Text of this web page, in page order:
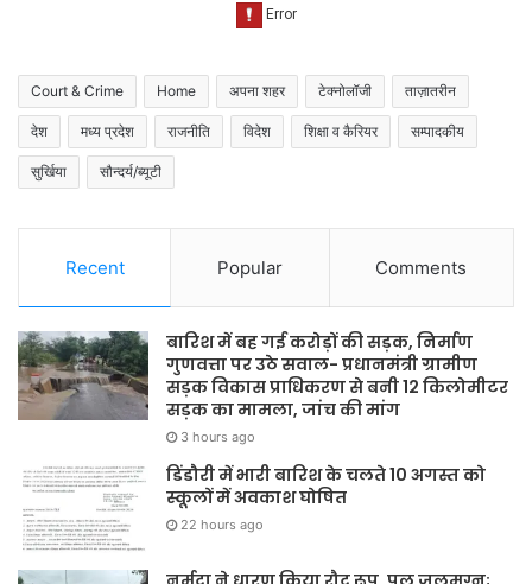
Court & Crime Home अपना शहर टेक्नोलॉजी ताज़ातरीन
देश मध्य प्रदेश राजनीति विदेश शिक्षा व कैरियर सम्पादकीय
सुर्खिया सौन्दर्य/ब्यूटी
Recent Popular Comments
बारिश में बह गई करोड़ों की सड़क, निर्माण
गुणवत्ता पर उठे सवाल- प्रधानमंत्री ग्रामीण
सड़क विकास प्राधिकरण से बनी 12 किलोमीटर
सड़क का मामला, जांच की मांग
3 hours ago
डिंडौरी में भारी बारिश के चलते 10 अगस्त को
स्कूलों में अवकाश घोषित
22 hours ago